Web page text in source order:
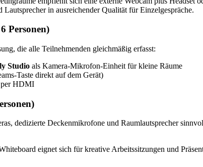
in ausreichender Qualität für Einzelgespräche.
Personen)
die alle Teilnehmenden gleichmäßig erfasst:
Studio als Kamera-Mikrofon-Einheit für kleine Räume
Taste direkt auf dem Gerät)
per HDMI
dedizierte Deckenmikrofone und Raumlautsprecher
eignet sich für kreative Arbeitssitzungen und